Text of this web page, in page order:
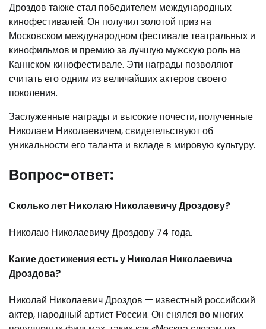
Дроздов также стал победителем международных
кинофестивалей. Он получил золотой приз на
Московском международном фестивале театральных и
кинофильмов и премию за лучшую мужскую роль на
Каннском кинофестивале. Эти награды позволяют
считать его одним из величайших актеров своего
поколения.
Заслуженные награды и высокие почести, полученные
Николаем Николаевичем, свидетельствуют об
уникальности его таланта и вкладе в мировую культуру.
Вопрос-ответ:
Сколько лет Николаю Николаевичу Дроздову?
Николаю Николаевичу Дроздову 74 года.
Какие достижения есть у Николая Николаевича
Дроздова?
Николай Николаевич Дроздов — известный российский
актер, народный артист России. Он снялся во многих